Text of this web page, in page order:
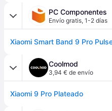
PC Componentes
Envío gratis, 1-2 días
Coolmod
3,94 € de envío
Xiaomi 9 Pro Plateado